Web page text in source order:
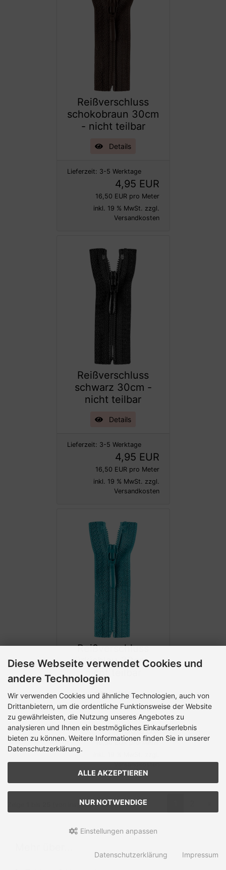
Reißverschluss
schokobraun 30cm
- nicht teilbar
Details
Lieferzeit: 3-5 Werktage
4,95 EUR
16,50 EUR pro Meter
inkl. 19 % MwSt. zzgl.
Versandkosten
Reißverschluss
schwarz 30cm -
nicht teilbar
Details
Lieferzeit: 3-5 Werktage
4,95 EUR
16,50 EUR pro Meter
inkl. 19 % MwSt. zzgl.
Versandkosten
Reißverschluss
türkisblau 30cm -
nicht teilbar
Details
Lieferzeit:3-5 Werktage
4,95 EUR
16,50 EUR pro Meter
Versandkosten
(von insgesamt27Artikeln)
Diese Webseite verwendet Cookies und
andere Technologien
Wir verwenden Cookies und ähnliche Technologien, auch von
Drittanbietern, um die ordentliche Funktionsweise der Website
zu gewährleisten, die Nutzung unseres Angebotes zu
analysieren und Ihnen ein bestmögliches Einkaufserlebnis
bieten zu können. Weitere Informationen finden Sie in unserer
Datenschutzerklärung.
ALLE AKZEPTIEREN
NUR NOTWENDIGE
Einstellungen anpassen
Datenschutzerklärung Impressum